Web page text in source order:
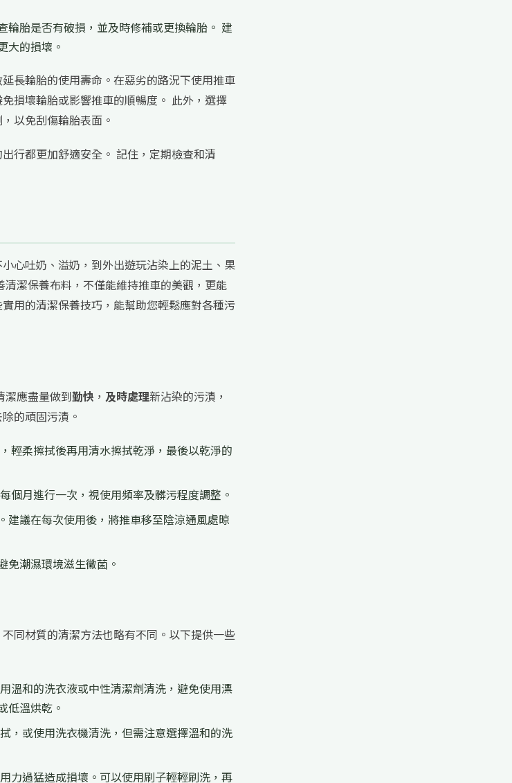
輪胎是否有破損，並及時修補或更換輪胎。 建
大的損壞。
長輪胎的使用壽命。在惡劣的路況下使用推車
損壞輪胎或影響推車的順暢度。 此外，選擇
以免刮傷輪胎表面。
行都更加舒適安全。 記住，定期檢查和清
心吐奶、溢奶，到外出遊玩沾染上的泥土、果
潔保養布料，不僅能維持推車的美觀，更能
用的清潔保養技巧，能幫助您輕鬆應對各種污
潔應盡量做到勤快 ， 及時處理新沾染的污漬，
的頑固污漬。
輕柔擦拭後再用清水擦拭乾淨，最後以乾淨的
個月進行一次，視使用頻率及髒污程度調整。
建議在每次使用後，將推車移至陰涼通風處晾
免潮濕環境滋生黴菌。
同材質的清潔方法也略有不同。以下提供一些
溫和的洗衣液或中性清潔劑清洗，避免使用漂
低溫烘乾。
，或使用洗衣機清洗，但需注意選擇溫和的洗
力過猛造成損壞。可以使用刷子輕輕刷洗，再